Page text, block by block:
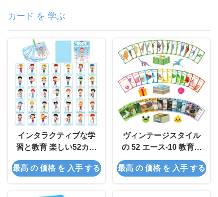
カード を 学ぶ
インタラクティブな学
習と教育 楽しい52カー
ドピップボケシゲーム
を通して
最高 の 価格 を 入手 する
ヴィンテージスタイル
の 52 エース-10 教育カ
ードボックス
最高 の 価格 を 入手 する